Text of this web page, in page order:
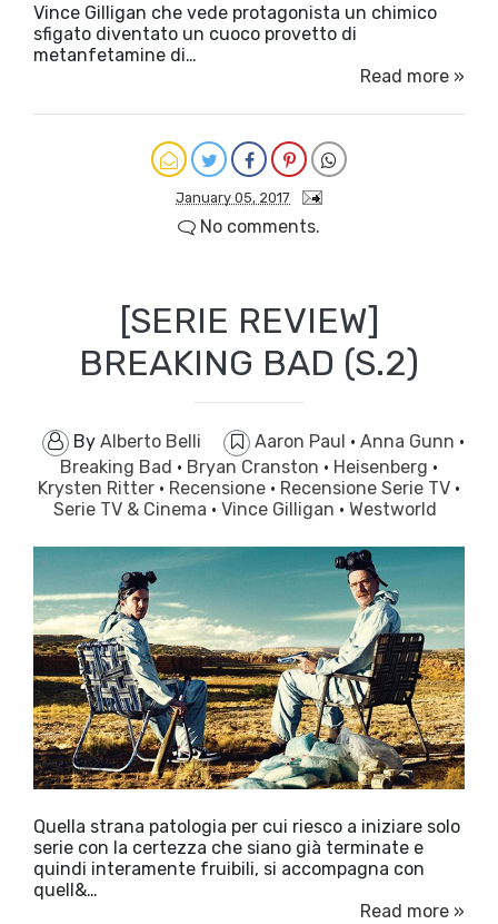
Vince Gilligan che vede protagonista un chimico
sfigato diventato un cuoco provetto di
metanfetamine di…
Read more »
January 05, 2017
No comments.
[SERIE REVIEW]
BREAKING BAD (S.2)
By Alberto Belli Aaron Paul · Anna Gunn ·
Breaking Bad · Bryan Cranston · Heisenberg ·
Krysten Ritter · Recensione · Recensione Serie TV ·
Serie TV & Cinema · Vince Gilligan · Westworld
Quella strana patologia per cui riesco a iniziare solo
serie con la certezza che siano già terminate e
quindi interamente fruibili, si accompagna con
quell&…
Read more »